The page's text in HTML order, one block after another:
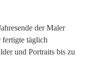
der Maler
täglich
und Portraits bis zu